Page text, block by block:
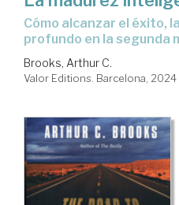
cómo alcanzar el éxito, la felicidad y un propósito
profundo en la segunda
Brooks, Arthur C.
Valor Editions. Barcelona, 2024